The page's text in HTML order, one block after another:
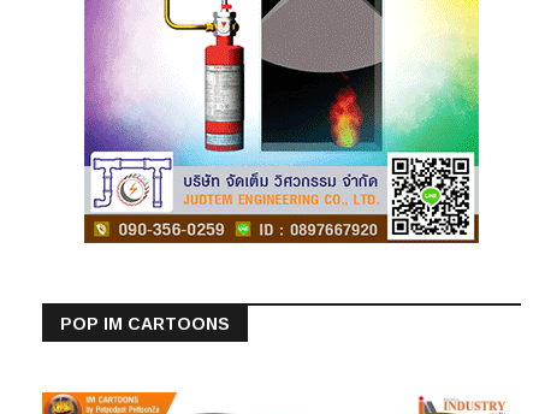
POP IM CARTOONS